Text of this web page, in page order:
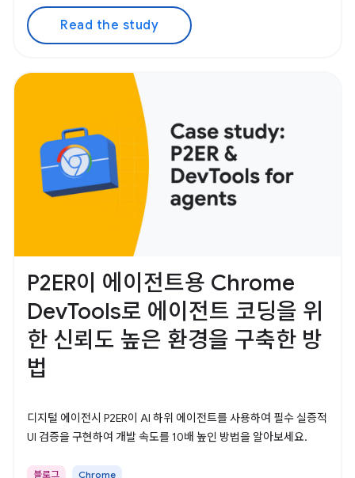
Read the study
P2ER이 에이전트용 Chrome
DevTools로 에이전트 코딩을 위
한 신뢰도 높은 환경을 구축한 방
법
디지털 에이전시 P2ER이 AI 하위 에이전트를 사용하여 필수 실증적
UI 검증을 구현하여 개발 속도를 10배 높인 방법을 알아보세요.
블로그 Chrome